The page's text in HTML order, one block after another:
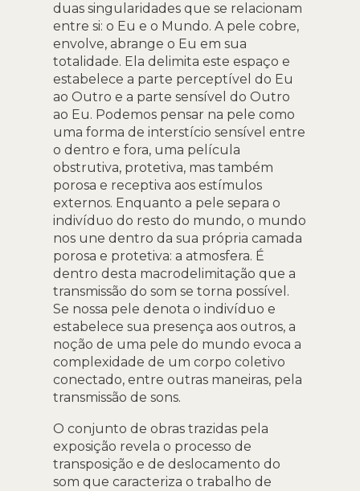
duas singularidades que se relacionam
entre si: o Eu e o Mundo. A pele cobre,
envolve, abrange o Eu em sua
totalidade. Ela delimita este espaço e
estabelece a parte perceptível do Eu
ao Outro e a parte sensível do Outro
ao Eu. Podemos pensar na pele como
uma forma de interstício sensível entre
o dentro e fora, uma película
obstrutiva, protetiva, mas também
porosa e receptiva aos estímulos
externos. Enquanto a pele separa o
indivíduo do resto do mundo, o mundo
nos une dentro da sua própria camada
porosa e protetiva: a atmosfera. É
dentro desta macrodelimitação que a
transmissão do som se torna possível.
Se nossa pele denota o indivíduo e
estabelece sua presença aos outros, a
noção de uma pele do mundo evoca a
complexidade de um corpo coletivo
conectado, entre outras maneiras, pela
transmissão de sons.
O conjunto de obras trazidas pela
exposição revela o processo de
transposição e de deslocamento do
som que caracteriza o trabalho de